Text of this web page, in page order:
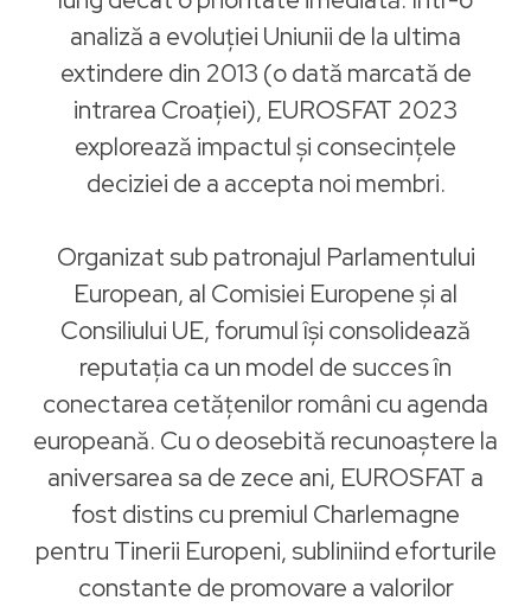
analiză a evoluției Uniunii de la ultima
extindere din 2013 (o dată marcată de
intrarea Croației), EUROSFAT 2023
explorează impactul și consecințele
deciziei de a accepta noi membri.
Organizat sub patronajul Parlamentului
European, al Comisiei Europene și al
Consiliului UE, forumul își consolidează
reputația ca un model de succes în
conectarea cetățenilor români cu agenda
europeană. Cu o deosebită recunoaștere la
aniversarea sa de zece ani, EUROSFAT a
fost distins cu premiul Charlemagne
pentru Tinerii Europeni, subliniind eforturile
constante de promovare a valorilor